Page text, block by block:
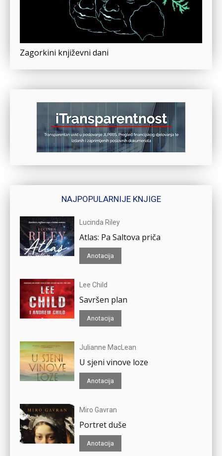
Zagorkini književni dani
NAJPOPULARNIJE KNJIGE
Lucinda Riley
Atlas: Pa Saltova priča
Anotacija
Lee Child
Savršen plan
Anotacija
Julianne MacLean
U sjeni vinove loze
Anotacija
Miro Gavran
Portret duše
Anotacija